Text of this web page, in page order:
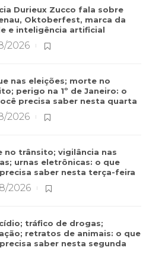
Durieux Zucco fala sobre
Oktoberfest, marca da
e inteligência artificial
2026
nas eleições; morte no
perigo na 1º de Janeiro: o
precisa saber nesta quarta
2026
no trânsito; vigilância nas
urnas eletrônicas: o que
saber nesta terça-feira
2026
tráfico de drogas;
retratos de animais: o que
saber nesta segunda